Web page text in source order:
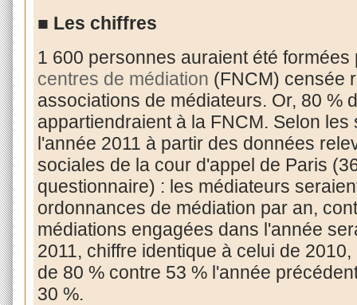
■ Les chiffres
1 600 personnes auraient été
centres de médiation (FNCM) censée
associations de médiateurs. Or, 80 %
appartiendraient à la FNCM. Selon
l'année 2011 à partir des données
sociales de la cour d'appel de Paris
questionnaire) : les médiateurs
ordonnances de médiation par an,
médiations engagées dans l'année
2011, chiffre identique à celui de
de 80 % contre 53 % l'année
30 %.